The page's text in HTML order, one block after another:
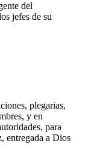
del
jefes de su
plegarias,
y en
para
entregada a Dios